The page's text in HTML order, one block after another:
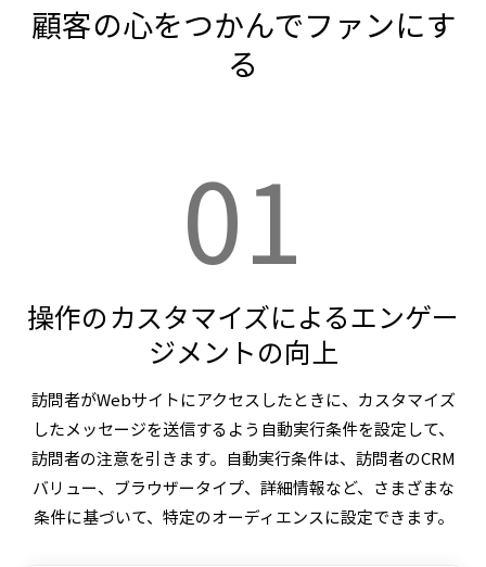
顧客の心をつかんでファンにす
る
01
操作のカスタマイズによるエンゲー
ジメントの向上
訪問者がWebサイトにアクセスしたときに、カスタマイズ
したメッセージを送信するよう自動実行条件を設定して、
訪問者の注意を引きます。自動実行条件は、訪問者のCRM
バリュー、ブラウザータイプ、詳細情報など、さまざまな
条件に基づいて、特定のオーディエンスに設定できます。